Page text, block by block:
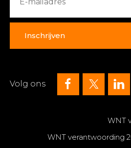
Inschrijven
Volg ons
WNT
WNT verantwoording